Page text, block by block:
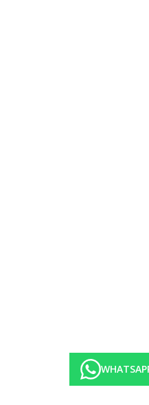
dnem, kajaky, šlapadla,
nealkoholické nápoje
(vše místní výroby,
24 hodin před výletem)
hotelem a mohou se změnit.